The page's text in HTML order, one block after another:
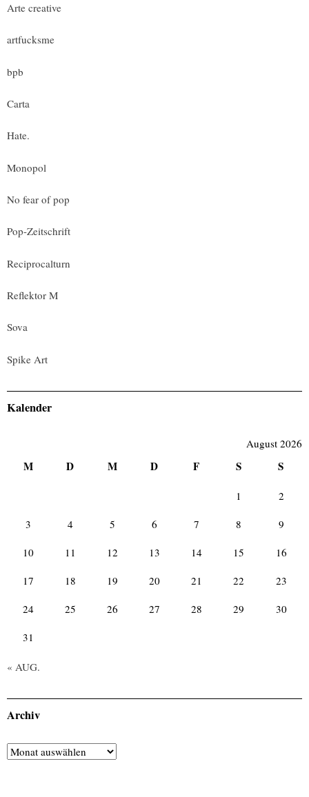
Arte creative
artfucksme
bpb
Carta
Hate.
Monopol
No fear of pop
Pop-Zeitschrift
Reciprocalturn
Reflektor M
Sova
Spike Art
Kalender
August 2026
M D M D F S S
« AUG.
1 2
3 4 5 6 7 8 9
10 11 12 13 14 15 16
17 18 19 20 21 22 23
24 25 26 27 28 29 30
31
Archiv
Archiv